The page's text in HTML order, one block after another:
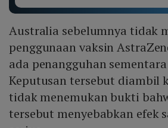
Australia sebelumnya tidak
penggunaan vaksin
ada penangguhan
Keputusan tersebut diambil
tidak menemukan bukti
tersebut menyebabkan efek